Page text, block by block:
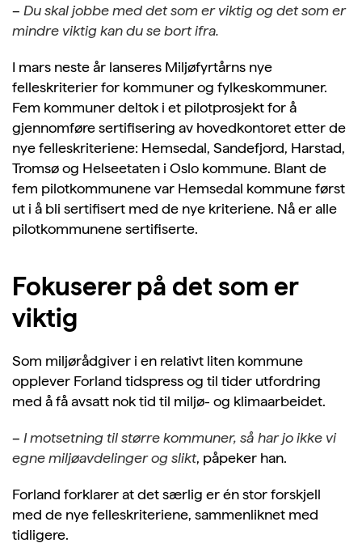
– Du skal jobbe med det som er viktig og det som er
mindre viktig kan du se bort ifra.
I mars neste år lanseres Miljøfyrtårns nye
felleskriterier for kommuner og fylkeskommuner.
Fem kommuner deltok i et pilotprosjekt for å
gjennomføre sertifisering av hovedkontoret etter de
nye felleskriteriene: Hemsedal, Sandefjord, Harstad,
Tromsø og Helseetaten i Oslo kommune. Blant de
fem pilotkommunene var Hemsedal kommune først
ut i å bli sertifisert med de nye kriteriene. Nå er alle
pilotkommunene sertifiserte.
Fokuserer på det som er
viktig
Som miljørådgiver i en relativt liten kommune
opplever Forland tidspress og til tider utfordring
med å få avsatt nok tid til miljø- og klimaarbeidet.
– I motsetning til større kommuner, så har jo ikke vi
egne miljøavdelinger og slikt, påpeker han.
Forland forklarer at det særlig er én stor forskjell
med de nye felleskriteriene, sammenliknet med
tidligere.